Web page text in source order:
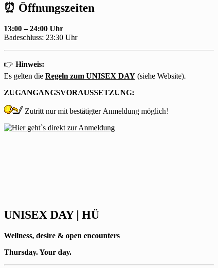
⏰ Öffnungszeiten
13:00 – 24:00 Uhr
Badeschluss: 23:30 Uhr
👉 Hinweis:
Es gelten die Regeln zum UNISEX DAY (siehe Website).
ZUGANGANGSVORAUSSETZUNG:
Zutritt nur mit bestätigterAnmeldung möglich!
UNISEX DAY | HÜ
Wellness, desire & open encounters
Thursday. Your day.